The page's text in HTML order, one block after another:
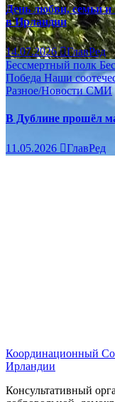
День любви, семьи и
в Ирландии
14.07.2026 ГлавРед
Бессмертный полк
Победа Наши
Разное/НовостиСМИ
В Дублине прошёл
11.05.2026 ГлавРед
Координационный
Ирландии
Консультативный